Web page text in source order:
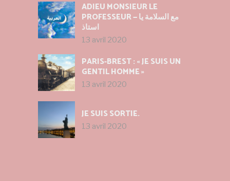
ADIEU MONSIEUR LE
PROFESSEUR — مع السلامة يا
استاذ
13 avril 2020
PARIS-BREST : « JE SUIS UN
GENTIL HOMME »
13 avril 2020
JE SUIS SORTIE.
13 avril 2020